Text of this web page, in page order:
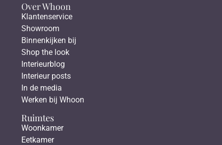
Over Whoon
Klantenservice
Showroom
Binnenkijken bij
Shop the look
Interieurblog
Interieur posts
In de media
Werken bij Whoon
Ruimtes
Woonkamer
Eetkamer